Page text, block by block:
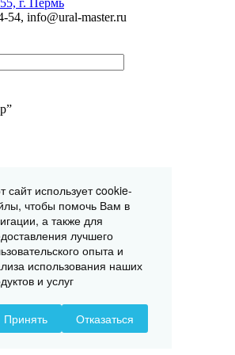
г. Пермь
54, info@ural-master.ru
сайт использует cookie-
чтобы помочь Вам в
а также для
лучшего
опыта и
использования наших
и услуг
Принять Отказаться